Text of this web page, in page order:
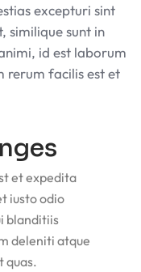
excepturi sint
similique sunt in
id est laborum
rerum facilis est et
et expedita
iusto odio
blanditiis
deleniti atque
quas.